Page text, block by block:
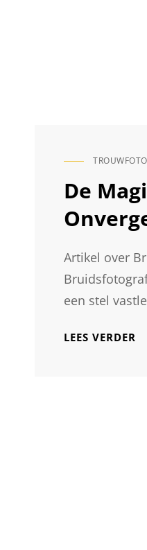
CAT
De
Artikel over
een stel
LEES VERDER